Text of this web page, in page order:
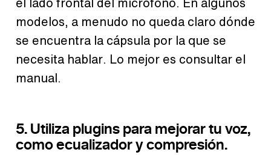
modelos, a menudo no queda claro dónde
se encuentra la cápsula por la que se
necesita hablar. Lo mejor es consultar el
manual.
5. Utiliza plugins para mejorar tu voz,
como ecualizador y compresión.